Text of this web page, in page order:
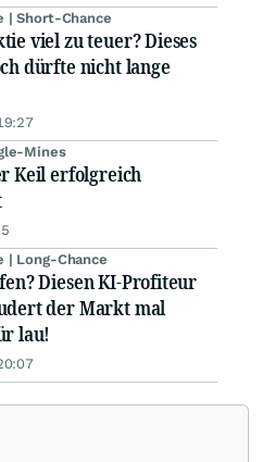
| Short-Chance
viel zu teuer? Dieses
dürfte nicht lange
Mines
Keil erfolgreich
| Long-Chance
Diesen KI-Profiteur
der Markt mal
lau!